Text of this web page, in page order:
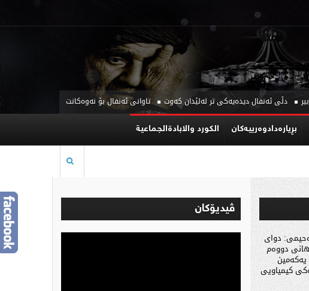
تاوانی ئەنفال بۆ نەوەکانت بگێڕەوە! با گۆپتەپە دڵی ئەنفال دیدەیەکی تر لەلێدان کەوت
بڕیاره‌دادوه‌رییه‌كان الكورد والابادةالجماعية
ڤیدیۆكان